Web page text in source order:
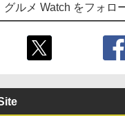
グルメ Watch をフォロ